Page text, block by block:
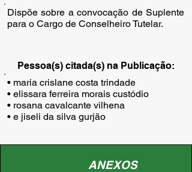
Dispõe sobre a convocação de Suplente
para o Cargo de Conselheiro Tutelar.
Pessoa(s) citada(s) na Publicação:
• maria crislane costa trindade
• elissara ferreira morais custódio
• rosana cavalcante vilhena
• e jiseli da silva gurjão
ANEXOS